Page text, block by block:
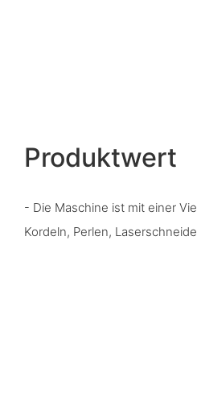
Produktwert
- Die Maschine ist mit einer
Kordeln, Perlen,